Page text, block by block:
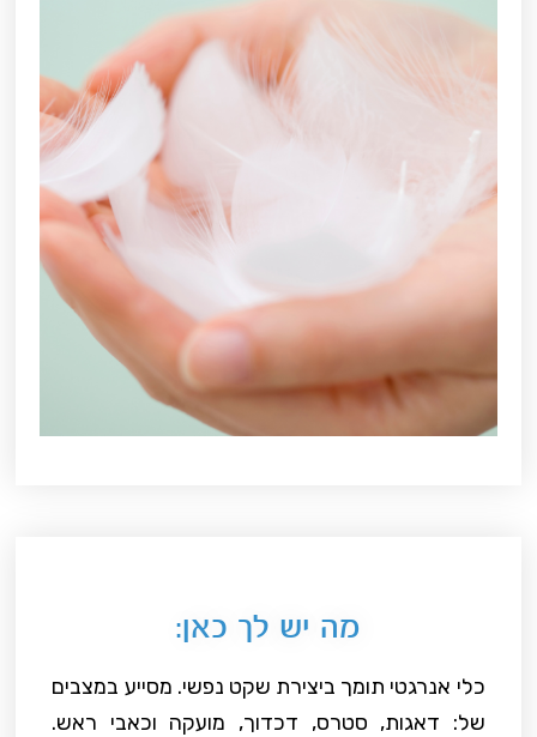
מה יש לך כאן:
כלי אנרגטי תומך ביצירת שקט נפשי. מסייע במצבים
של: דאגות, סטרס, דכדוך, מועקה וכאבי ראש.